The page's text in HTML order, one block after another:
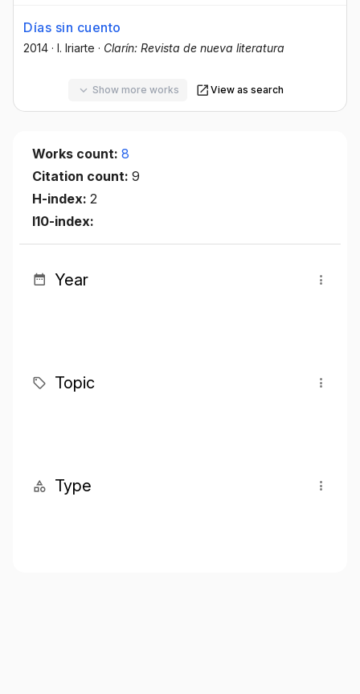
Días sin cuento
2014 · I. Iriarte · Clarín: Revista de nueva literatura
Show more works View as search
Works count: 8
Citation count: 9
H-index: 2
I10-index:
Year
Topic
Type